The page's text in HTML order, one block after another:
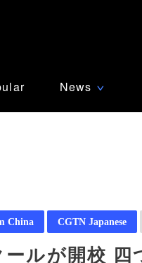
News ∨
China CGTN Japanese
ルが開校